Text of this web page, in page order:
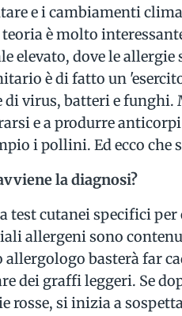
e i cambiamenti
teoria è molto
elevato, dove le
è di fatto un
di virus, batteri e funghi.
e a produrre
i pollini. Ed ecco che
la diagnosi?
test cutanei specifici
allergeni sono
allergologo basterà far
dei graffi leggeri. Se
rosse, si inizia a